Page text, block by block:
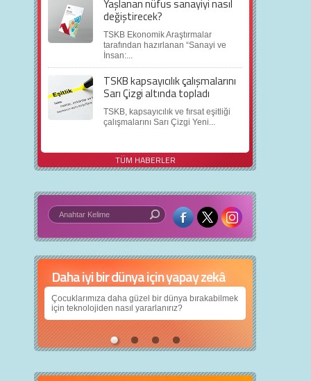
Yaşlanan nüfus sanayiyi nasıl
değiştirecek?
TSKB Ekonomik Araştırmalar
tarafından hazırlanan “Sanayi ve
İnsan:...
TSKB kapsayıcılık çalışmalarını
Sarı Çizgi altında topladı
TSKB, kapsayıcılık ve fırsat eşitliği
çalışmalarını Sarı Çizgi Yeni...
TÜM HABERLER
Daha iyi bir dünya için yapay zekâ
Çocuklarımıza daha güzel bir dünya bırakabilmek
için teknolojiden nasıl yararlanırız?